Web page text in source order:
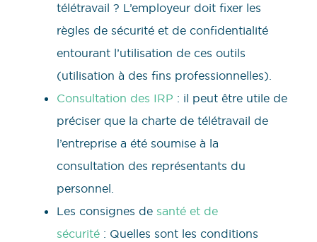
télétravail ? L’employeur doit fixer les
règles de sécurité et de confidentialité
entourant l’utilisation de ces outils
(utilisation à des fins professionnelles).
Consultation des IRP : il peut être utile de
préciser que la charte de télétravail de
l’entreprise a été soumise à la
consultation des représentants du
personnel.
Les consignes de santé et de
sécurité : Quelles sont les conditions